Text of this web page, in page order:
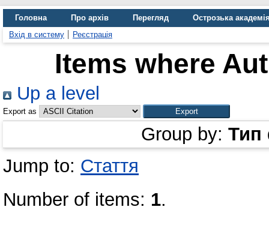
Головна Про архів Перегляд
Острозька
Вхід в систему
Реєстрація
Items where
Up a level
Export as
Group by: Тип
Jump to: Стаття
Number of items: 1.